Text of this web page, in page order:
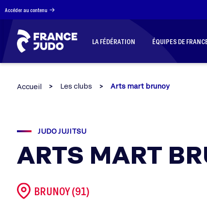
Accéder au contenu
LA FÉDÉRATION ÉQUIPES DE
Accueil Les clubs Arts mart brunoy
JUDO JUJITSU
ARTS MART
BRUNOY (91)
Panneau de gestion des cookies